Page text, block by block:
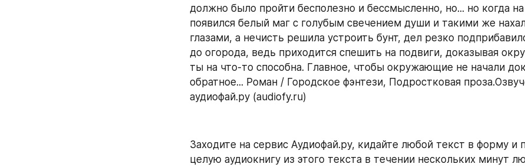
должно было пройти бесполезно и бессмысленно, но... но когда
появился белый маг с голубым свечением души и такими же
глазами, а нечисть решила устроить бунт, дел резко
до огорода, ведь приходится спешить на подвиги, доказывая
ты на что-то способна. Главное, чтобы окружающие не начали
обратное... Роман / Городское фэнтези, Подростковая
аудиофай.ру (audiofy.ru)
Заходите на сервис Аудиофай.ру, кидайте любой текст в форму и
целую аудиокнигу из этого текста в течении нескольких минут